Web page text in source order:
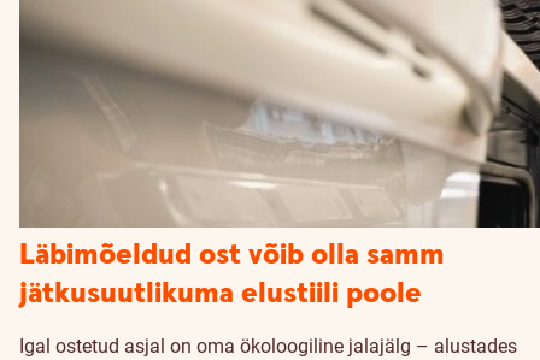
Läbimõeldud ost võib olla samm
jätkusuutlikuma elustiili poole
Igal ostetud asjal on oma ökoloogiline jalajälg – alustades